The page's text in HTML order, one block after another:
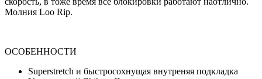
Молния Loo Rip.
ОСОБЕННОСТИ
Superstretch и быстросохнущая внутреняя подкладка